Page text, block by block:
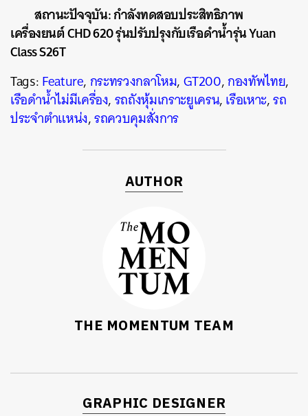
สถานะปัจจุบัน: กำลังทดสอบประสิทธิภาพ
เครื่องยนต์ CHD 620 รุ่นปรับปรุงกับเรือดำน้ำรุ่น Yuan
Class S26T
Tags:Feature,กระทรวงกลาโหม,GT200,กองทัพไทย,
เรือดำน้ำไม่มีเครื่อง,รถถังหุ้มเกราะยูเครน,เรือเหาะ,รถ
ประจำตำแหน่ง,รถควบคุมสั่งการ
AUTHOR
THE MOMENTUM TEAM
GRAPHIC DESIGNER